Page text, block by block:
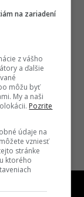
na zariadení
z vášho
a ďalšie
môžu byť
My a naši
Pozrite
údaje na
vzniesť
stránke
ktorého